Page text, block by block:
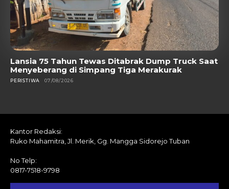
Lansia 75 Tahun Tewas Ditabrak Dump Truck Saat
Menyeberang di Simpang Tiga Merakurak
PERISTIWA 07/08/2026
Kantor Redaksi:
Ruko Mahamitra, Jl. Merik, Gg. Mangga Sidorejo Tuban
No Telp:
0817-7518-9798